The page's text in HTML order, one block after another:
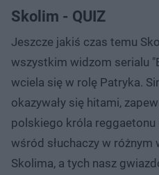
Skolim - QUIZ
Jeszcze jakiś czas temu
wszystkim widzom serialu
wciela się w rolę Patryka.
okazywały się hitami,
polskiego króla
wśród słuchaczy w różnym
Skolima, a tych nasz